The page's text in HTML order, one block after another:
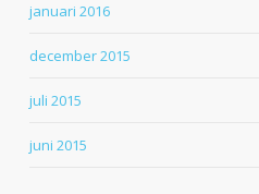
januari 2016
december 2015
juli 2015
juni 2015